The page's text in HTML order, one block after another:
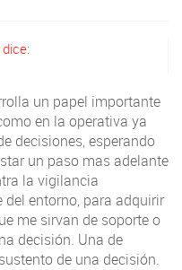
dice:
un papel importante
en la operativa ya
decisiones, esperando
un paso mas adelante
la vigilancia
entorno, para adquirir
me sirvan de soporte o
decisión. Una de
de una decisión.